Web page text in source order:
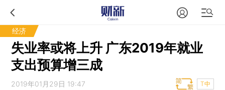
经济
失业率或将上升 广东2019年就业
支出预算增三成
2019年01月29日 19:47 T中